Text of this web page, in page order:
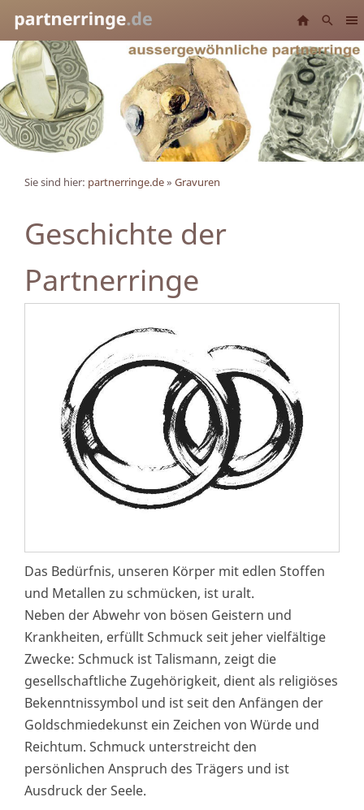
Sie sind hier: partnerringe.de» Gravuren
Geschichte der
Partnerringe
Das Bedürfnis, unseren Körper mit edlen Stoffen
und Metallen zu schmücken, ist uralt.
Neben der Abwehr von bösen Geistern und
Krankheiten, erfüllt Schmuck seit jeher vielfältige
Zwecke: Schmuck ist Talismann, zeigt die
gesellschaftliche Zugehörigkeit, dient als religiöses
Bekenntnissymbol und ist seit den Anfängen der
Goldschmiedekunst ein Zeichen von Würde und
Reichtum. Schmuck unterstreicht den
persönlichen Anspruch des Trägers und ist
Ausdruck der Seele.